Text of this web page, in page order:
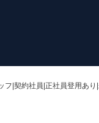
フ|契約社員|正社員登用あ